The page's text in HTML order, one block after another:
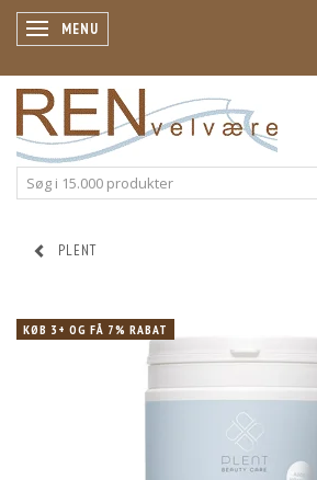
SKIFTE NAVIGATION
MENU
PLENT
KØB 3+ OG FÅ 7% RABAT